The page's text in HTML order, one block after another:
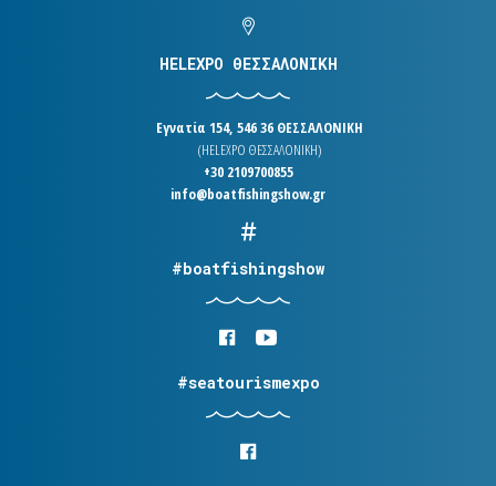
HELEXPO ΘΕΣΣΑΛΟΝΙΚΗ
Εγνατία 154, 546 36 ΘΕΣΣΑΛΟΝΙΚΗ
(HELEXPO ΘΕΣΣΑΛΟΝΙΚΗ)
+30 2109700855
info@boatfishingshow.gr
#boatfishingshow
#seatourismexpo